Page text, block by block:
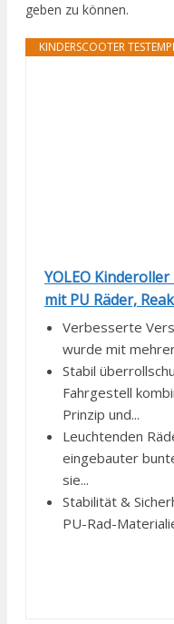
geben zu können.
KINDERSCOOTER
YOLEO
mit PU Räder,
Verbesserte
wurde mit
Stabil
Fahrgestell
Prinzip und...
Leuchtenden
eingebauter
sie...
Stabilität &
PU-Rad-